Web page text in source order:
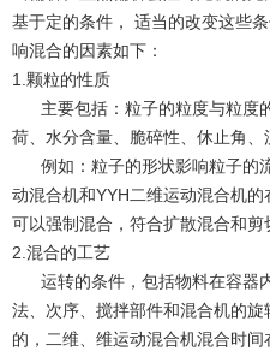
基于定的条件， 适当的改变这些
响混合的因素如下：
1.颗粒的性质
主要包括：粒子的粒度与粒度
荷、水分含量、脆碎性、休止角
例如：粒子的形状影响粒子的
动混合机和YYH二维运动混合机
可以强制混合，符合扩散混合和剪
2.混合的工艺
运转的条件，包括物料在容器
法、次序、搅拌部件和混合机的
的，二维、维运动混合机混合时间